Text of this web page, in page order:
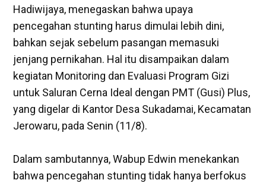
Hadiwijaya, menegaskan bahwa upaya
pencegahan stunting harus dimulai lebih dini,
bahkan sejak sebelum pasangan memasuki
jenjang pernikahan. Hal itu disampaikan dalam
kegiatan Monitoring dan Evaluasi Program Gizi
untuk Saluran Cerna Ideal dengan PMT (Gusi) Plus,
yang digelar di Kantor Desa Sukadamai, Kecamatan
Jerowaru, pada Senin (11/8).
‎Dalam sambutannya, Wabup Edwin menekankan
bahwa pencegahan stunting tidak hanya berfokus